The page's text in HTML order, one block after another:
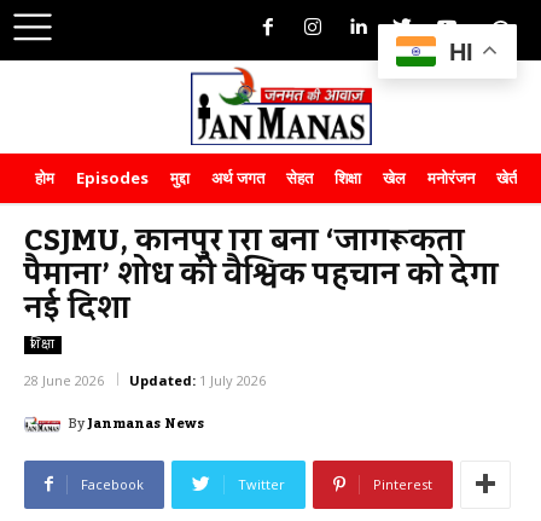
होम Episodes मुद्दा अर्थ जगत सेहत शिक्षा खेल मनोरंजन खेती-
CSJMU, कानपुर द्वारा बना ‘जागरूकता
पैमाना’ शोध की वैश्विक पहचान को देगा
नई दिशा
शिक्षा
28 June 2026 Updated: 1 July 2026
ByJanmanas News
Facebook Twitter Pinterest
HI